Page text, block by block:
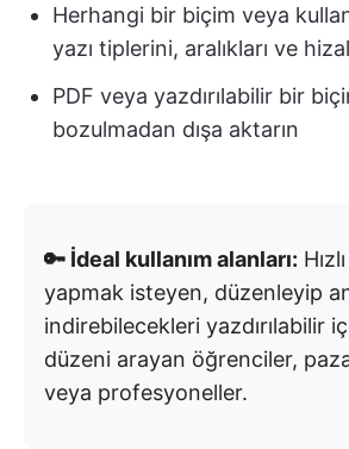
Herhangi bir biçim veya
yazı tiplerini, aralıkları ve
PDF veya yazdırılabilir bir
bozulmadan dışa aktarın
🔑 İdeal kullanım alanları:
yapmak isteyen, düzenleyip
indirebilecekleri yazdırılabilir
düzeni arayan öğrenciler,
veya profesyoneller.